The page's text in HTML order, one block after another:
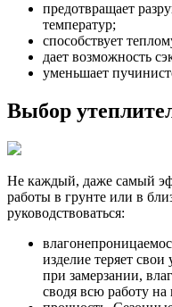
предотвращает
температур;
способствует
дает возможность
уменьшает
Выбор
Не каждый, даже самый
работы в грунте или в
руководствоваться:
изделие теряет
при замерзании,
сводя всю работу на